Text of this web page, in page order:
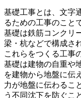
基礎工事とは、文字
るための工事のこと
基礎は鉄筋コンクリ
梁・杭などで構成さ
これらをつくる工事
基礎は建物の自重や
を建物から地盤に伝
力が地盤に伝わるこ
う不同沈下を防ぐこ